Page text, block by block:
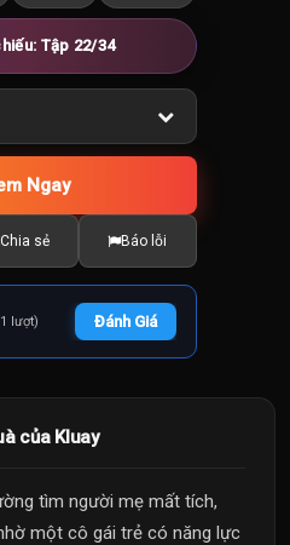
Tập 22/34
Ngay
Chia sẻ Báo lỗi
lượt) Đánh Giá
của Kluay
tìm người mẹ mất tích,
một cô gái trẻ có năng lực